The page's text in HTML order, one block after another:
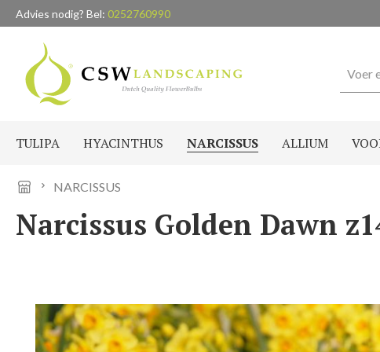
de hoofdinhoud
Ga naar de zoekopdracht
Ga naar de hoofdnavigatie
Advies nodig? Bel: 0252760990
TULIPA HYACINTHUS NARCISSUS ALLIUM
NARCISSUS
Narcissus Golden Dawn